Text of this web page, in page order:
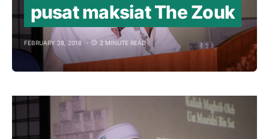
pusat maksiat The Zouk
FEBRUARY 28, 2018 2 MINUTE READ